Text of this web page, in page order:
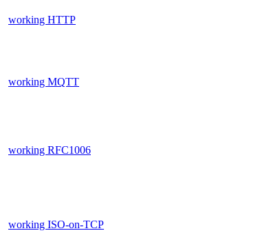
working HTTP
working MQTT
working RFC1006
working ISO-on-TCP